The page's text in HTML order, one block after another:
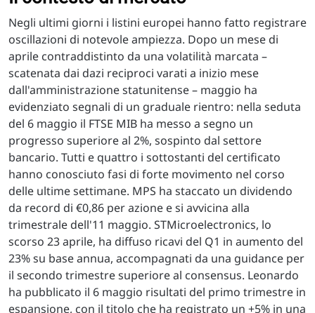
Negli ultimi giorni i listini europei hanno fatto registrare
oscillazioni di notevole ampiezza. Dopo un mese di
aprile contraddistinto da una volatilità marcata –
scatenata dai dazi reciproci varati a inizio mese
dall'amministrazione statunitense – maggio ha
evidenziato segnali di un graduale rientro: nella seduta
del 6 maggio il FTSE MIB ha messo a segno un
progresso superiore al 2%, sospinto dal settore
bancario. Tutti e quattro i sottostanti del certificato
hanno conosciuto fasi di forte movimento nel corso
delle ultime settimane. MPS ha staccato un dividendo
da record di €0,86 per azione e si avvicina alla
trimestrale dell'11 maggio. STMicroelectronics, lo
scorso 23 aprile, ha diffuso ricavi del Q1 in aumento del
23% su base annua, accompagnati da una guidance per
il secondo trimestre superiore al consensus. Leonardo
ha pubblicato il 6 maggio risultati del primo trimestre in
espansione, con il titolo che ha registrato un +5% in una